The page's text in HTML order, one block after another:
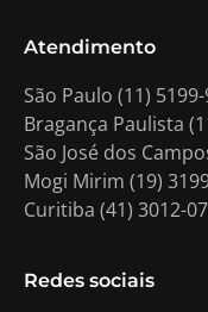
Atendimento
São Paulo (11)
Bragança Paulista
São José dos
Mogi Mirim (19)
Curitiba (41) 3012-
Redes sociais